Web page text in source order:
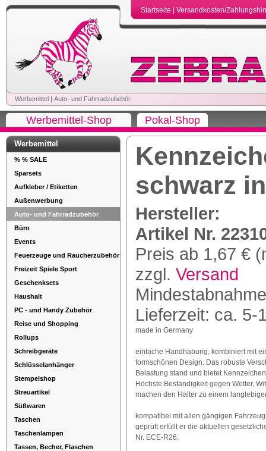
Startseite Versandkosten/
Werbemittel | Auto- und Fahrradzubehör
Werbemittel-Shop Pokal-Shop
Werbemittel
% % SALE
Sparsets
Aufkleber / Etiketten
Außenwerbung
Auto- und Fahrradzubehör
Büro
Events
Feuerzeuge und Raucherzubehör
Freizeit Spiele Sport
Geschenksets
Haushalt
PC - und Handy Zubehör
Reise und Shopping
Rollups
Schreibgeräte
Schlüsselanhänger
Stempelshop
Streuartikel
Süßwaren
Taschen
Taschenlampen
Tassen, Becher, Flaschen
schwarz
Hersteller:
Artikel Nr.
Preis ab 1,67 €
zzgl. Versand
Lieferzeit: ca. 5-
made in Germany
einfache Handhabung, kombiniert mit
formschönen Design. Das robuste
Belastung stand und bietet
Höchste Beständigkeit gegen Wetter,
machen den Halter zu einem
kompatibel mit allen gängigen
geprüft erfüllt er die aktuellen
Nr. ECE-R26.